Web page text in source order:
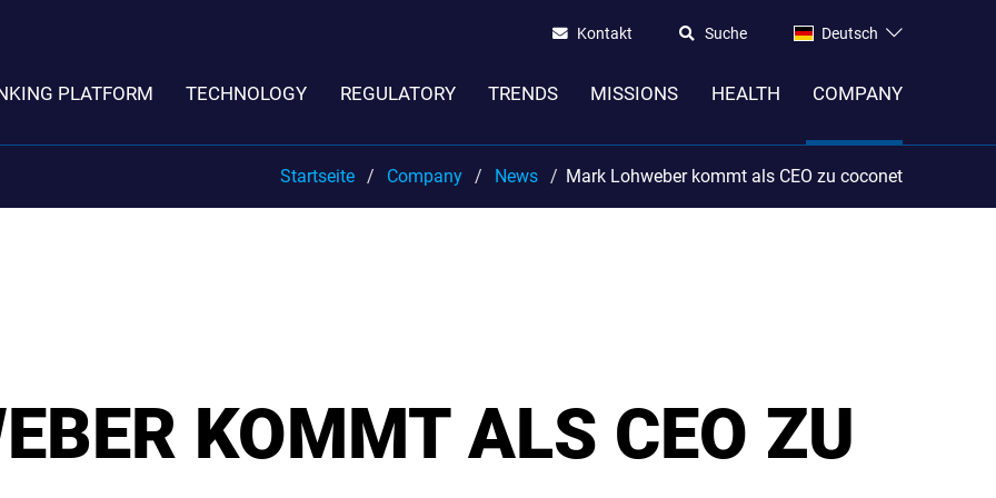
Kontakt Suche Deutsch
PLATFORM TECHNOLOGY REGULATORY TRENDS MISSIONS HEALTH COMPANY
Startseite Company News Mark Lohweber kommt als CEO zu coconet
KOMMT ALS CEO ZU